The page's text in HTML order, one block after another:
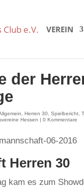
VEREIN
der
,Herren 30 ,Spielbericht ,
Hessen |0 Kommentare
Herren 30
kam es zum